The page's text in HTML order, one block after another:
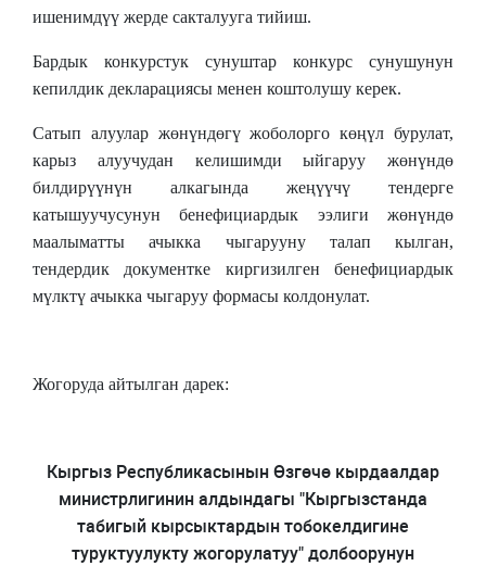
ишенимдүү жерде сакталууга тийиш.
Бардык конкурстук сунуштар конкурс сунушунун
кепилдик декларациясы менен коштолушу керек.
Сатып алуулар жөнүндөгү жоболорго көңүл бурулат,
карыз алуучудан келишимди ыйгаруу жөнүндө
билдирүүнүн алкагында жеңүүчү тендерге
катышуучусунун бенефициардык ээлиги жөнүндө
маалыматты ачыкка чыгарууну талап кылган,
тендердик документке киргизилген бенефициардык
мүлктү ачыкка чыгаруу формасы колдонулат.
Жогоруда айтылган дарек:
Кыргыз Республикасынын Өзгөчө кырдаалдар
министрлигинин алдындагы "Кыргызстанда
табигый кырсыктардын тобокелдигине
туруктуулукту жогорулатуу" долбоорунун